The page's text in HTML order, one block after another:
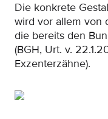
Die konkrete
wird vor allem von
die bereits den
(BGH, Urt. v.
Exzenterzähne).